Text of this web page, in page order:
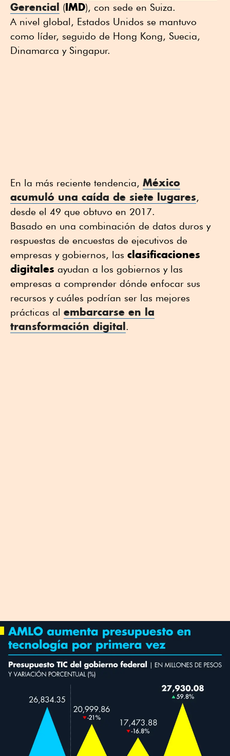
Gerencial
(IMD), con sede en Suiza.
A nivel global, Estados Unidos se mantuvo
como líder, seguido de Hong Kong, Suecia,
Dinamarca y Singapur.
En la más reciente tendencia, México
acumuló una caída de siete lugares,
desde el 49 que obtuvo en 2017.
Basado en una combinación de datos duros y
respuestas de encuestas de ejecutivos de
empresas y gobiernos, las clasificaciones
digitales ayudan a los gobiernos y las
empresas a comprender dónde enfocar sus
recursos y cuáles podrían ser las mejores
prácticas al embarcarse en la
transformación digital.